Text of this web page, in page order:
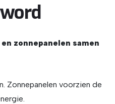
zonnepanelen samen
Zonnepanelen voorzien de